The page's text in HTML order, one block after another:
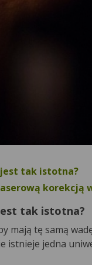
tak istotna?
korekcją
tak istotna?
mają tę samą
istnieje jedna